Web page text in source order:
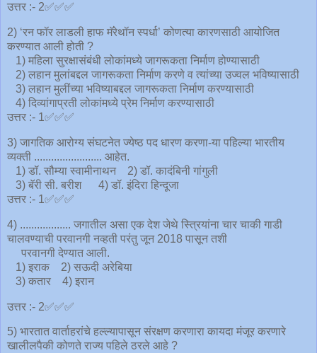
उत्तर :- 2✅✅✅
2) ‘रन फॉर लाडली हाफ मॅरेथॉन स्पर्धा’ कोणत्या कारणसाठी आयोजित
करण्यात आली होती ?
1) महिला सुरक्षासंबंधी लोकांमध्ये जागरूकता निर्माण होण्यासाठी
2) लहान मुलांबद्दल जागरूकता निर्माण करणे व त्यांच्या उज्वल भविष्यासाठी
3) लहान मुलींच्या भविष्याबद्दल जागरूकता निर्माण करण्यासाठी
4) दिव्यांगाप्रती लोकांमध्ये प्रेम निर्माण करण्यासाठी
उत्तर :- 1✅✅✅
3) जागतिक आरोग्य संघटनेत ज्येष्ठ पद धारण करणा-या पहिल्या भारतीय
व्यक्ती ........................ आहेत.
1) डॉ. सौम्या स्वामीनाथन 2) डॉ. कादंबिनी गांगुली
3) बॅरी सी. बरीश 4) डॉ. इंदिरा हिन्दूजा
उत्तर :- 1✅✅✅
4) .................. जगातील असा एक देश जेथे स्त्रियांना चार चाकी गाडी
चालवण्याची परवानगी नव्हती परंतु जून 2018 पासून तशी
परवानगी देण्यात आली.
1) इराक 2) सऊदी अरेबिया
3) कतार 4) इरान
उत्तर :- 2✅✅✅
5) भारतात वार्ताहरांचे हल्ल्यापासून संरक्षण करणारा कायदा मंजूर करणारे
खालीलपैकी कोणते राज्य पहिले ठरले आहे ?